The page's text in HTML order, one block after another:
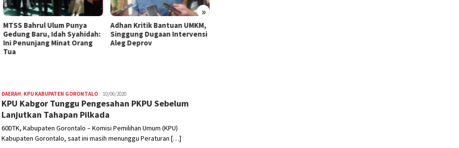
»
MTSS Bahrul Ulum Punya
Gedung Baru, Idah Syahidah:
Ini Penunjang Minat Orang
Tua
Adhan Kritik Bantuan UMKM,
Singgung Dugaan Intervensi
Aleg Deprov
DAERAH, KPU KABUPATEN GORONTALO Editor
10/06/2020
KPU Kabgor Tunggu Pengesahan PKPU Sebelum
Lanjutkan Tahapan Pilkada
60DTK, Kabupaten Gorontalo – Komisi Pemilihan Umum (KPU)
Kabupaten Gorontalo, saat ini masih menunggu Peraturan […]